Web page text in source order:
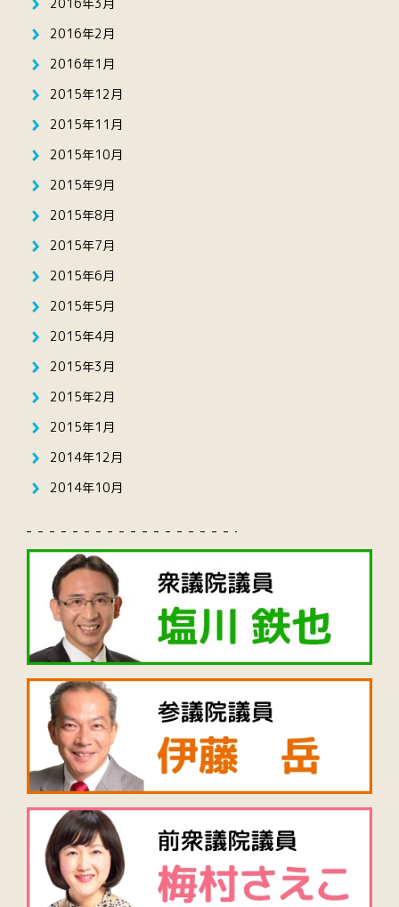
2016年2月
2016年1月
2015年12月
2015年11月
2015年10月
2015年9月
2015年8月
2015年7月
2015年6月
2015年5月
2015年4月
2015年3月
2015年2月
2015年1月
2014年12月
2014年10月